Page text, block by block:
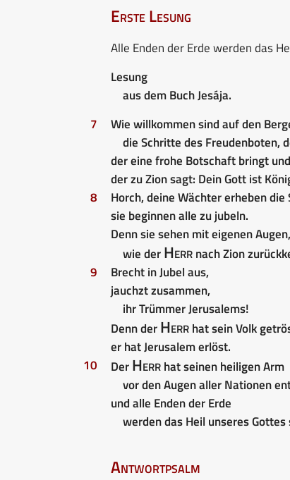
Erste Lesung
Alle Enden der Erde werden das
Lesung
aus dem Buch Jesája.
7
Wie willkommen sind auf den
die Schritte des Freudenboten,
der eine frohe Botschaft bringt
der zu Zion sagt: Dein Gott ist
8
Horch, deine Wächter erheben die
sie beginnen alle zu jubeln.
Denn sie sehen mit eigenen Augen,
wie derHerrnach Zion
9
Brecht in Jubel aus,
jauchzt zusammen,
ihr Trümmer Jerusalems!
Denn derHerrhat sein Volk
er hat Jerusalem erlöst.
10
DerHerrhat seinen heiligen Arm
vor den Augen aller Nationen
und alle Enden der Erde
werden das Heil unseres Gottes
Antwortpsalm